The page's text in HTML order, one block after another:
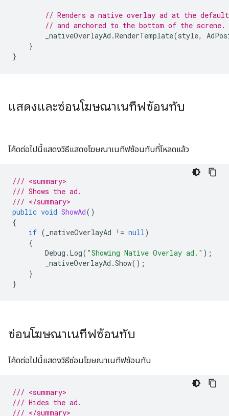
// Renders a native overlay ad at the
// and anchored to the bottom of the screne.
_nativeOverlayAd .RenderTemplate(style,
}
}
แสดงและซ่อนโฆษณาเนทีฟซ้อนทับ
โค้ดต่อไปนี้แสดงวิธีแสดงโฆษณาเนทีฟซ้อนทับที่โหลดแล้ว
/// <summary>
/// Shows the ad.
/// </summary>
public void ShowAd()
{
if ( _nativeOverlayAd != null)
{
Debug . Log( "Showing Native Overlay ad." );
_nativeOverlayAd .Show();
}
}
ซ่อนโฆษณาเนทีฟซ้อนทับ
โค้ดต่อไปนี้แสดงวิธีซ่อนโฆษณาเนทีฟซ้อนทับ
/// <summary>
/// Hides the ad.
/// </summary>